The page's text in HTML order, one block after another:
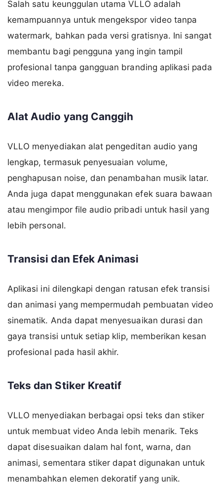
Salah satu keunggulan utama VLLO adalah
kemampuannya untuk mengekspor video tanpa
watermark, bahkan pada versi gratisnya. Ini sangat
membantu bagi pengguna yang ingin tampil
profesional tanpa gangguan branding aplikasi pada
video mereka.
Alat Audio yang Canggih
VLLO menyediakan alat pengeditan audio yang
lengkap, termasuk penyesuaian volume,
penghapusan noise, dan penambahan musik latar.
Anda juga dapat menggunakan efek suara bawaan
atau mengimpor file audio pribadi untuk hasil yang
lebih personal.
Transisi dan Efek Animasi
Aplikasi ini dilengkapi dengan ratusan efek transisi
dan animasi yang mempermudah pembuatan video
sinematik. Anda dapat menyesuaikan durasi dan
gaya transisi untuk setiap klip, memberikan kesan
profesional pada hasil akhir.
Teks dan Stiker Kreatif
VLLO menyediakan berbagai opsi teks dan stiker
untuk membuat video Anda lebih menarik. Teks
dapat disesuaikan dalam hal font, warna, dan
animasi, sementara stiker dapat digunakan untuk
menambahkan elemen dekoratif yang unik.